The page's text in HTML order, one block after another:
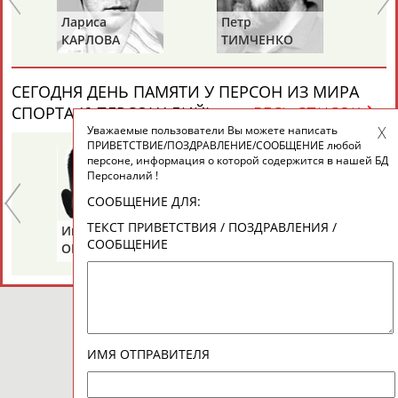
Вопросы сотрудничества и совместной деятельности inform@infosport.ru
©
Стадион, 1998-2026
Разработка и поддержка ООО НАИТ «Стадион»
Адресов в новостной рассылке: 996
Подпишись
Лариса
КАРЛОВА
Петр
ТИМЧЕНКО
СЕГОДНЯ ДЕНЬ ПАМЯТИ У ПЕРСОН ИЗ МИРА
СПОРТА (6 ПЕРСОНАЛИЙ)
ВЕСЬ СПИСОК
Иван
ОГАНОВ
Борис
Уважаемые пользователи Вы можете написать
ПРИВЕТСТВИЕ/ПОЗДРАВЛЕНИЕ/СООБЩЕНИЕ любой
персоне, информация о которой содержится в нашей БД
Персоналий !
СООБЩЕНИЕ ДЛЯ:
ТЕКСТ ПРИВЕТСТВИЯ / ПОЗДРАВЛЕНИЯ /
СООБЩЕНИЕ
ИМЯ ОТПРАВИТЕЛЯ